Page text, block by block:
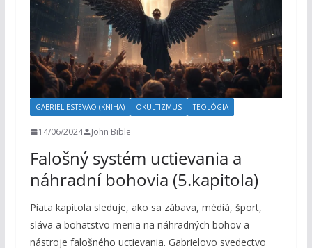
GABRIEL ESTEVAO (KNIHA) OKULTIZMUS TEOLÓGIA
14/06/2024 John Bible
Falošný systém uctievania a
náhradní bohovia (5.kapitola)
Piata kapitola sleduje, ako sa zábava, médiá, šport,
sláva a bohatstvo menia na náhradných bohov a
nástroje falošného uctievania. Gabrielovo svedectvo